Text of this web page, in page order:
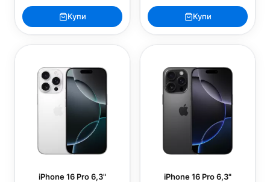
Купи Купи
iPhone 16 Pro 6,3" iPhone 16 Pro 6,3"